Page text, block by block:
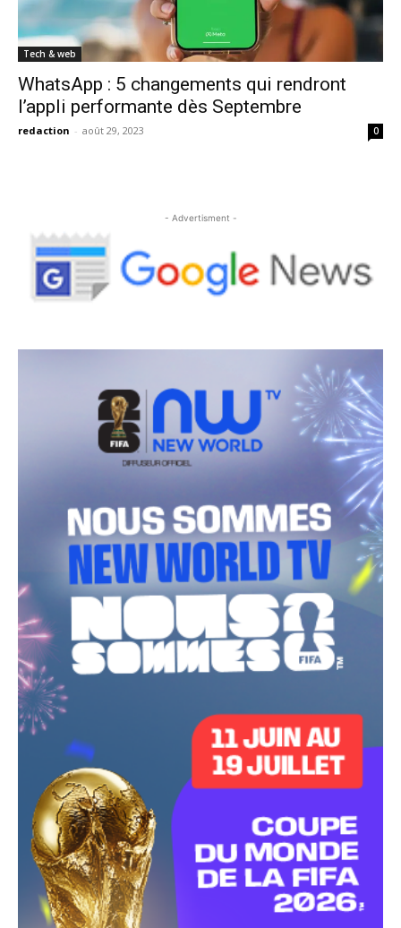
Tech & web
WhatsApp : 5 changements qui rendront
l’appli performante dès Septembre
redaction - août 29, 2023 0
- Advertisment -